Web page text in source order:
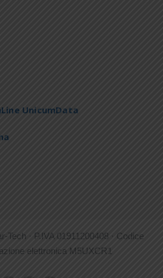
UnicumData
Tech · P.IVA 01911200408 · Codice
elettronica M5UXCR1